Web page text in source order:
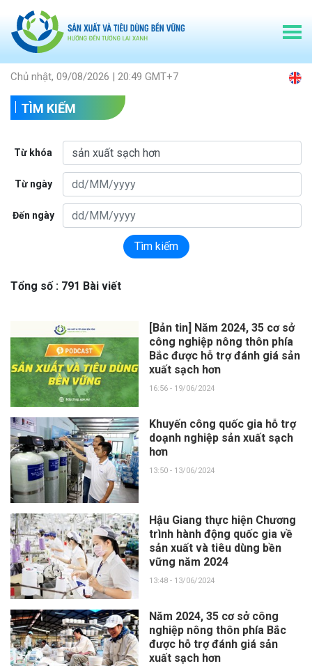
Chủ nhật, 09/08/2026 | 20:49 GMT+7
TÌM KIẾM
Từ khóa
Từ ngày
Đến ngày
Tìm kiếm
Tổng số : 791 Bài viết
[Bản tin] Năm 2024, 35 cơ sở
công nghiệp nông thôn phía
Bắc được hỗ trợ đánh giá sản
xuất sạch hơn
16:56 - 19/06/2024
Khuyến công quốc gia hỗ trợ
doạnh nghiệp sản xuất sạch
hơn
13:50 - 13/06/2024
Hậu Giang thực hiện Chương
trình hành động quốc gia về
sản xuất và tiêu dùng bền
vững năm 2024
13:48 - 13/06/2024
Năm 2024, 35 cơ sở công
nghiệp nông thôn phía Bắc
được hỗ trợ đánh giá sản
xuất sạch hơn